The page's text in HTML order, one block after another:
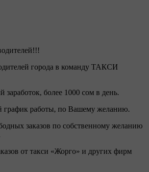
города в команду ТАКСИ
более 1000 сом в день.
работы, по Вашему желанию.
заказов по собственному желанию
от такси «Жорго» и других фирм